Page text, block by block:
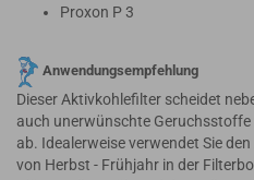
Proxon P 3
Anwendungsempfehlung
Dieser Aktivkohlefilter scheidet
auch unerwünschte
ab. Idealerweise verwendet Sie
von Herbst - Frühjahr in der